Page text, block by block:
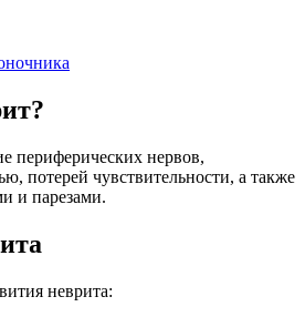
периферических нервов,
потерей чувствительности, а также
и парезами.
неврита: